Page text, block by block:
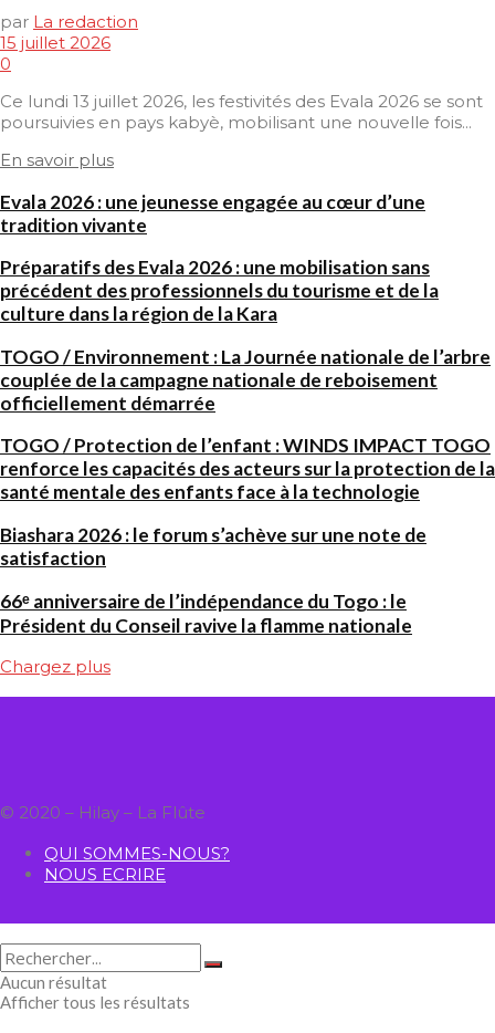
par La redaction
15 juillet 2026
0
Ce lundi 13 juillet 2026, les festivités des Evala 2026 se sont
poursuivies en pays kabyè, mobilisant une nouvelle fois...
En savoir plus
Evala 2026 : une jeunesse engagée au cœur d’une
tradition vivante
Préparatifs des Evala 2026 : une mobilisation sans
précédent des professionnels du tourisme et de la
culture dans la région de la Kara
TOGO / Environnement : La Journée nationale de l’arbre
couplée de la campagne nationale de reboisement
officiellement démarrée
TOGO / Protection de l’enfant : WINDS IMPACT TOGO
renforce les capacités des acteurs sur la protection de la
santé mentale des enfants face à la technologie
Biashara 2026 : le forum s’achève sur une note de
satisfaction
66ᵉ anniversaire de l’indépendance du Togo : le
Président du Conseil ravive la flamme nationale
Chargez plus
© 2020 – Hilay – La Flûte
QUI SOMMES-NOUS?
NOUS ECRIRE
Aucun résultat
Afficher tous les résultats